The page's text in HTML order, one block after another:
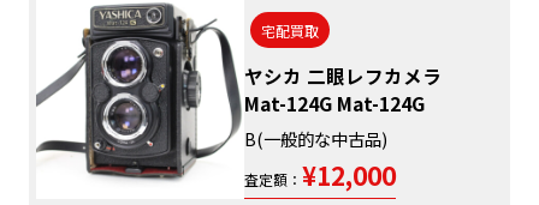
宅配買取
ヤシカ 二眼レフカメラ
Mat-124G Mat-124G
B(一般的な中古品)
査定額： ¥12,000